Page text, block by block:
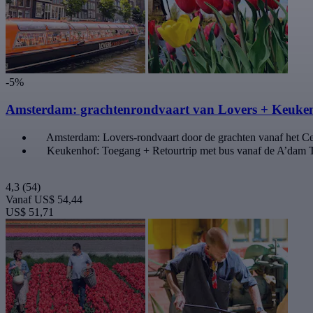
-5%
Amsterdam: grachtenrondvaart van Lovers +
Amsterdam: Lovers-rondvaart door de grachten vanaf het
Keukenhof: Toegang + Retourtrip met bus vanaf de A’dam
4,3 (54)
Vanaf US$ 54,44
US$ 51,71